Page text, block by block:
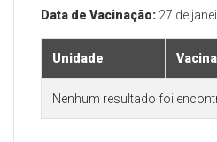
Data de Vacinação: 27 de
Unidade Vacina
Nenhum resultado foi